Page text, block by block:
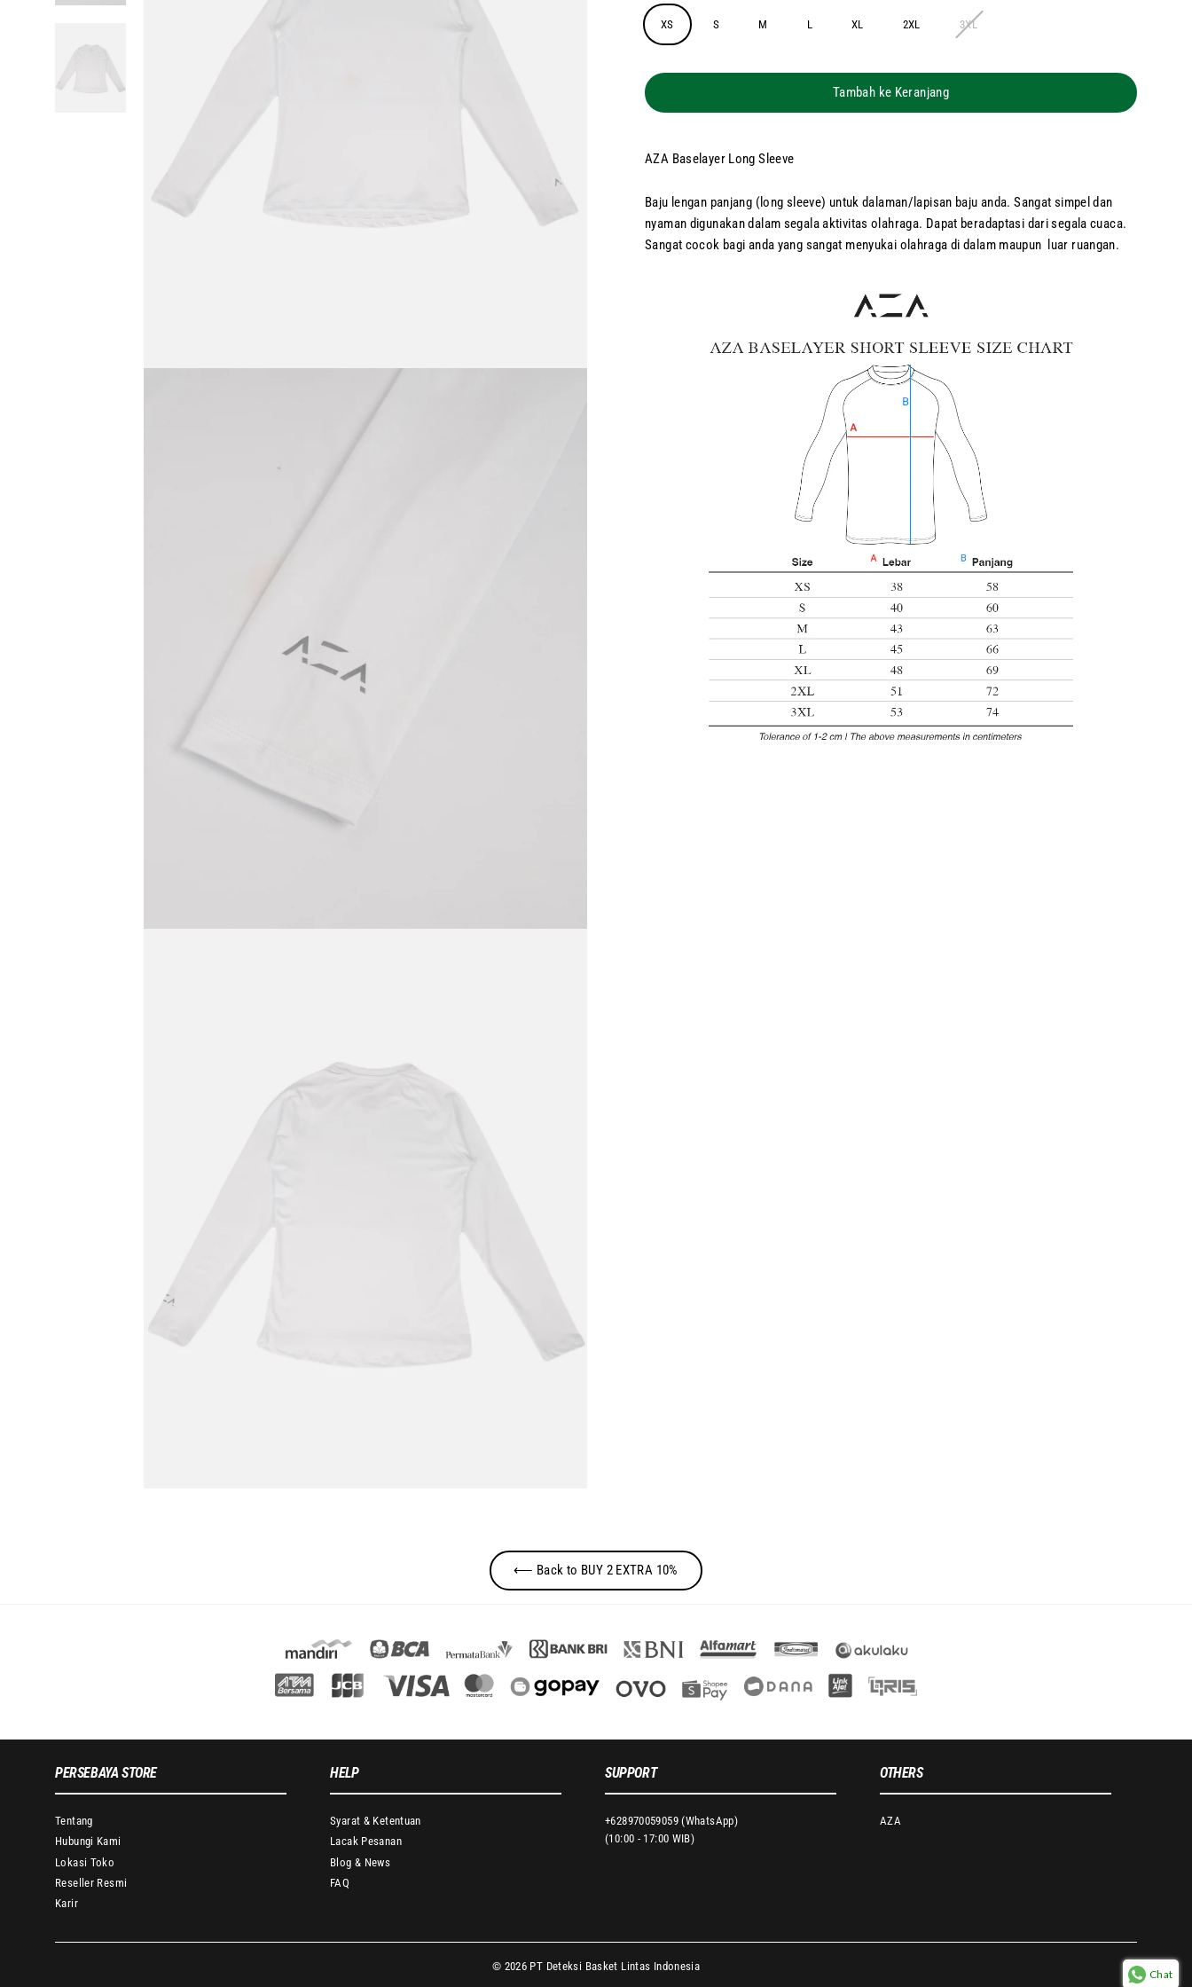
XS S M L XL 2XL 3XL
Tambah ke Keranjang
AZA Baselayer Long Sleeve
Baju lengan panjang (long sleeve) untuk dalaman/lapisan baju anda. Sangat simpel dan
nyaman digunakan dalam segala aktivitas olahraga. Dapat beradaptasi dari segala cuaca.
Sangat cocok bagi anda yang sangat menyukai olahraga di dalam maupun luar ruangan.
⟵ Back to BUY 2 EXTRA 10%
PERSEBAYA STORE
Tentang
Hubungi Kami
Lokasi Toko
Reseller Resmi
Karir
HELP
Syarat & Ketentuan
Lacak Pesanan
Blog & News
FAQ
SUPPORT
+628970059059 (WhatsApp)
(10:00 - 17:00 WIB)
OTHERS
AZA
© 2026 PT Deteksi Basket Lintas Indonesia
Chat